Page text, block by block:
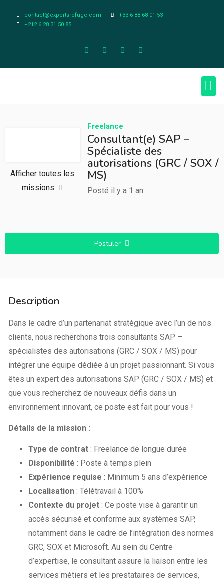
contact@expertsrefuge.com
+33 6 88 68 01 53
+212 6 28 31 50 85
Afficher toutes les
missions
Freelance
Consultant(e) SAP –
Spécialiste des
autorisations (GRC / SOX /
MS)
Posté il y a 1 an
Postuler
Description
Dans le cadre d’un partenariat stratégique avec l’un de nos
clients, nous recherchons trois consultants SAP –
spécialistes des autorisations (GRC / SOX / MS) pour
intégrer une équipe dédiée à un projet passionnant. Si vous
êtes un expert des autorisations SAP (GRC / SOX / MS) et
que vous recherchez de nouveaux défis dans un
environnement innovant, ce poste est fait pour vous !
Détails de la mission :
Type de contrat: Freelance de longue durée
Disponibilité : Poste à temps plein
Expérience requise : Minimum 5 ans d’expérience
Localisation: Télétravail à 100%
Contexte du projet: Ce poste vise à garantir un
accès sécurisé et conforme aux systèmes SAP,
notamment dans le cadre de l’intégration des normes
GRC, SOX et Microsoft. Au sein du Centre
d’expertise, le consultant assure la liaison entre les
services métiers et les prestataires de services,